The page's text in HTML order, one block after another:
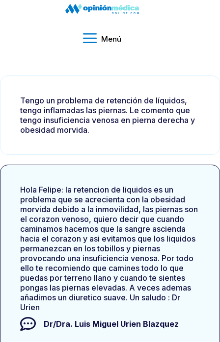
Menú
Tengo un problema de retención de líquidos,
tengo inflamadas las piernas. Le comento que
tengo insuficiencia venosa en pierna derecha y
obesidad morvida.
Hola Felipe: la retencion de liquidos es un
problema que se acrecienta con la obesidad
morvida debido a la inmovilidad, las piernas son
el corazon venoso, quiero decir que cuando
caminamos hacemos que la sangre ascienda
hacia el corazon y asi evitamos que los liquidos
permanezcan en los tobillos y piernas
provocando una insuficiencia venosa. Por todo
ello te recomiendo que camines todo lo que
puedas por terreno llano y cuando te sientes
pongas las piernas elevadas. A veces ademas
añadimos un diuretico suave. Un saludo : Dr
Urien
Dr/Dra. Luis Miguel Urien Blazquez